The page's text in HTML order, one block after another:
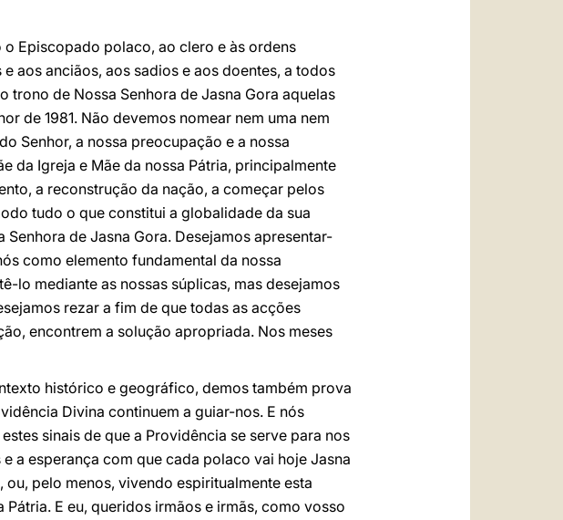
Episcopado polaco, ao clero e às ordens
aos anciãos, aos sadios e aos doentes, a todos
de Nossa Senhora de Jasna Gora aquelas
de 1981. Não devemos nomear nem uma nem
Senhor, a nossa preocupação e a nossa
da Igreja e Mãe da nossa Pátria, principalmente
a reconstrução da nação, a começar pelos
tudo o que constitui a globalidade da sua
de Jasna Gora. Desejamos apresentar-
como elemento fundamental da nossa
lo mediante as nossas súplicas, mas desejamos
rezar a fim de que todas as acções
encontrem a solução apropriada. Nos meses
histórico e geográfico, demos também prova
Divina continuem a guiar-nos. E nós
sinais de que a Providência se serve para nos
a esperança com que cada polaco vai hoje Jasna
pelo menos, vivendo espiritualmente esta
E eu, queridos irmãos e irmãs, como vosso